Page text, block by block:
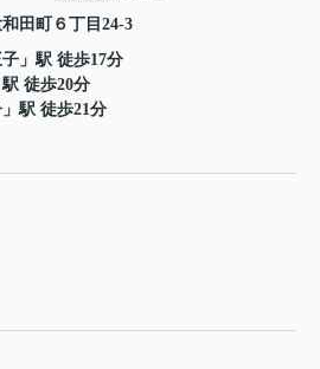
田町 ６丁目24-3
」駅 徒歩17分
駅 徒歩20分
」駅 徒歩21分